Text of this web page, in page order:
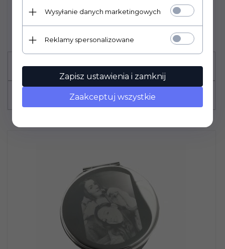
84,00 PLN*
* z podatkiem VAT
Wysyłanie danych marketingowych
Reklamy spersonalizowane
Zapisz ustawienia i zamknij
Zaakceptuj wszystkie